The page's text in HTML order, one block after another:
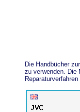
Die Handbücher
zu verwenden. Die